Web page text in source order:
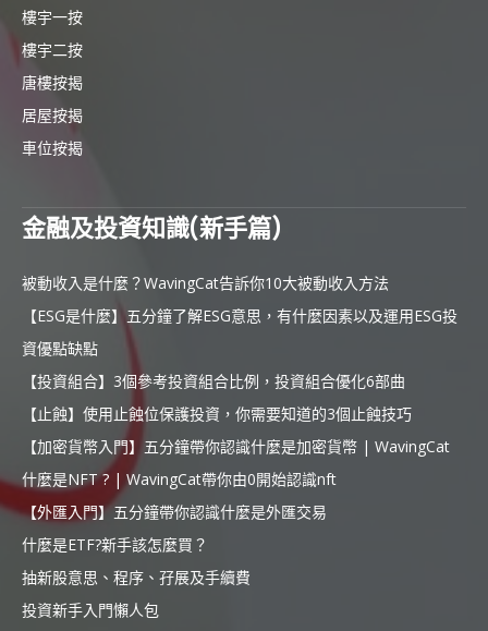
樓宇一按
樓宇二按
唐樓按揭
居屋按揭
車位按揭
金融及投資知識(新手篇)
被動收入是什麼？WavingCat告訴你10大被動收入方法
【ESG是什麼】五分鐘了解ESG意思，有什麼因素以及運用ESG投
資優點缺點
【投資組合】3個參考投資組合比例，投資組合優化6部曲
【止蝕】使用止蝕位保護投資，你需要知道的3個止蝕技巧
【加密貨幣入門】五分鐘帶你認識什麼是加密貨幣 | WavingCat
什麼是NFT ? | WavingCat帶你由0開始認識nft
【外匯入門】五分鐘帶你認識什麼是外匯交易
什麼是ETF?新手該怎麼買？
抽新股意思、程序、孖展及手續費
投資新手入門懶人包